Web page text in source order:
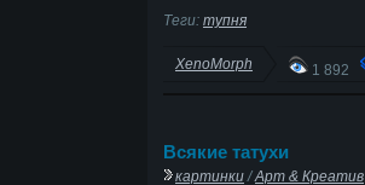
Теги: тупня
XenoMorph 1 892
Всякие татухи
картинки /Арт & Креатив